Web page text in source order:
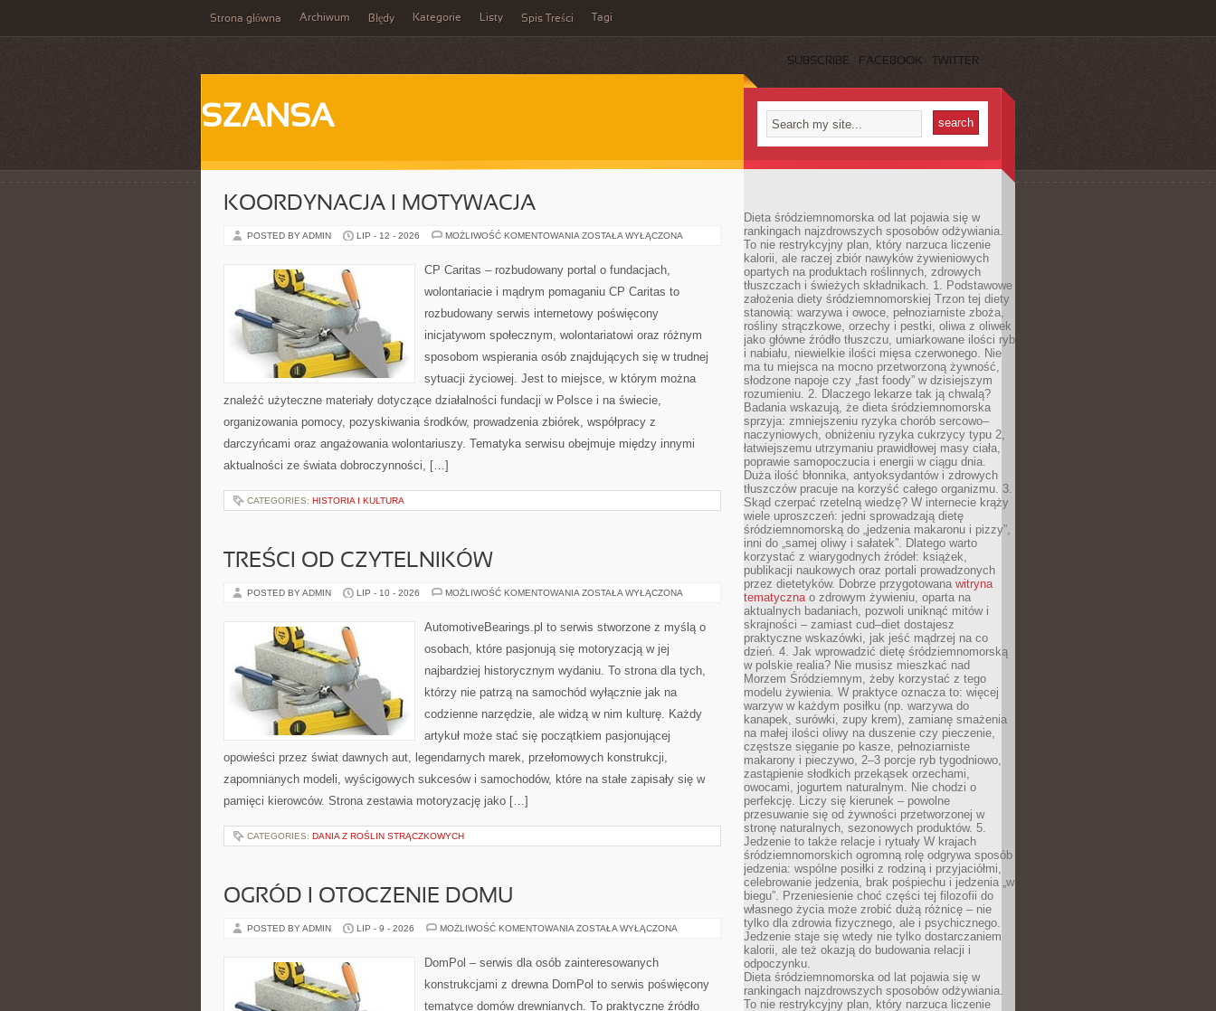
Strona główna Archiwum Błędy Kategorie Listy Spis Treści Tagi
SUBSCRIBE FACEBOOK TWITTER
SZANSA
KOORDYNACJA I MOTYWACJA
POSTED BY ADMIN LIP - 12 - 2026 MOŻLIWOŚĆ KOMENTOWANIA KOORDYNACJA
ZOSTAŁA WYŁĄCZONA
CP Caritas – rozbudowany portal o fundacjach,
wolontariacie i mądrym pomaganiu CP Caritas to
rozbudowany serwis internetowy poświęcony
inicjatywom społecznym, wolontariatowi oraz różnym
sposobom wspierania osób znajdujących się w trudnej
sytuacji życiowej. Jest to miejsce, w którym można
znaleźć użyteczne materiały dotyczące działalności fundacji w Polsce i na świecie,
organizowania pomocy, pozyskiwania środków, prowadzenia zbiórek, współpracy z
darczyńcami oraz angażowania wolontariuszy. Tematyka serwisu obejmuje między innymi
aktualności ze świata dobroczynności, […]
CATEGORIES: HISTORIA I KULTURA
TREŚCI OD CZYTELNIKÓW
POSTED BY ADMIN LIP - 10 - 2026 MOŻLIWOŚĆ KOMENTOWANIA TREŚCI
ZOSTAŁA WYŁĄCZONA
AutomotiveBearings.pl to serwis stworzone z myślą o
osobach, które pasjonują się motoryzacją w jej
najbardziej historycznym wydaniu. To strona dla tych,
którzy nie patrzą na samochód wyłącznie jak na
codzienne narzędzie, ale widzą w nim kulturę. Każdy
artykuł może stać się początkiem pasjonującej
opowieści przez świat dawnych aut, legendarnych marek, przełomowych konstrukcji,
zapomnianych modeli, wyścigowych sukcesów i samochodów, które na stałe zapisały się w
pamięci kierowców. Strona zestawia motoryzację jako […]
CATEGORIES: DANIA Z ROŚLIN STRĄCZKOWYCH
OGRÓD I OTOCZENIE DOMU
POSTED BY ADMIN LIP - 9 - 2026 MOŻLIWOŚĆ KOMENTOWANIA OGRÓD
DOMU
ZOSTAŁA WYŁĄCZONA
DomPol – serwis dla osób zainteresowanych
konstrukcjami z drewna DomPol to serwis poświęcony
tematyce domów drewnianych. To praktyczne źródło
Dieta śródziemnomorska od lat pojawia się w
rankingach najzdrowszych sposobów odżywiania.
To nie restrykcyjny plan, który narzuca liczenie
kalorii, ale raczej zbiór nawyków żywieniowych
opartych na produktach roślinnych, zdrowych
tłuszczach i świeżych składnikach. 1. Podstawowe
założenia diety śródziemnomorskiej Trzon tej diety
stanowią: warzywa i owoce, pełnoziarniste zboża,
rośliny strączkowe, orzechy i pestki, oliwa z oliwek
jako główne źródło tłuszczu, umiarkowane ilości ryb
i nabiału, niewielkie ilości mięsa czerwonego. Nie
ma tu miejsca na mocno przetworzoną żywność,
słodzone napoje czy „fast foody” w dzisiejszym
rozumieniu. 2. Dlaczego lekarze tak ją chwalą?
Badania wskazują, że dieta śródziemnomorska
sprzyja: zmniejszeniu ryzyka chorób sercowo–
naczyniowych, obniżeniu ryzyka cukrzycy typu 2,
łatwiejszemu utrzymaniu prawidłowej masy ciała,
poprawie samopoczucia i energii w ciągu dnia.
Duża ilość błonnika, antyoksydantów i zdrowych
tłuszczów pracuje na korzyść całego organizmu. 3.
Skąd czerpać rzetelną wiedzę? W internecie krąży
wiele uproszczeń: jedni sprowadzają dietę
śródziemnomorską do „jedzenia makaronu i pizzy”,
inni do „samej oliwy i sałatek”. Dlatego warto
korzystać z wiarygodnych źródeł: książek,
publikacji naukowych oraz portali prowadzonych
przez dietetyków. Dobrze przygotowana witryna
tematycznao zdrowym żywieniu, oparta na
aktualnych badaniach, pozwoli uniknąć mitów i
skrajności – zamiast cud–diet dostajesz
praktyczne wskazówki, jak jeść mądrzej na co
dzień. 4. Jak wprowadzić dietę śródziemnomorską
w polskie realia? Nie musisz mieszkać nad
Morzem Śródziemnym, żeby korzystać z tego
modelu żywienia. W praktyce oznacza to: więcej
warzyw w każdym posiłku (np. warzywa do
kanapek, surówki, zupy krem), zamianę smażenia
na małej ilości oliwy na duszenie czy pieczenie,
częstsze sięganie po kasze, pełnoziarniste
makarony i pieczywo, 2–3 porcje ryb tygodniowo,
zastąpienie słodkich przekąsek orzechami,
owocami, jogurtem naturalnym. Nie chodzi o
perfekcję. Liczy się kierunek – powolne
przesuwanie się od żywności przetworzonej w
stronę naturalnych, sezonowych produktów. 5.
Jedzenie to także relacje i rytuały W krajach
śródziemnomorskich ogromną rolę odgrywa sposób
jedzenia: wspólne posiłki z rodziną i przyjaciółmi,
celebrowanie jedzenia, brak pośpiechu i jedzenia „w
biegu”. Przeniesienie choć części tej filozofii do
własnego życia może zrobić dużą różnicę – nie
tylko dla zdrowia fizycznego, ale i psychicznego.
Jedzenie staje się wtedy nie tylko dostarczaniem
kalorii, ale też okazją do budowania relacji i
odpoczynku.
Dieta śródziemnomorska od lat pojawia się w
rankingach najzdrowszych sposobów odżywiania.
To nie restrykcyjny plan, który narzuca liczenie